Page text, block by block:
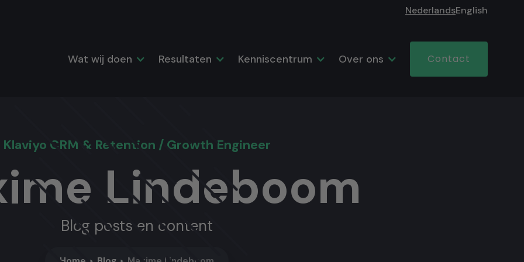
NederlandsEnglish
Wat wij doen Resultaten Kenniscentrum Over ons Contact
Klaviyo CRM & Retention / Growth Engineer
Lindeboom
Blog posts en content